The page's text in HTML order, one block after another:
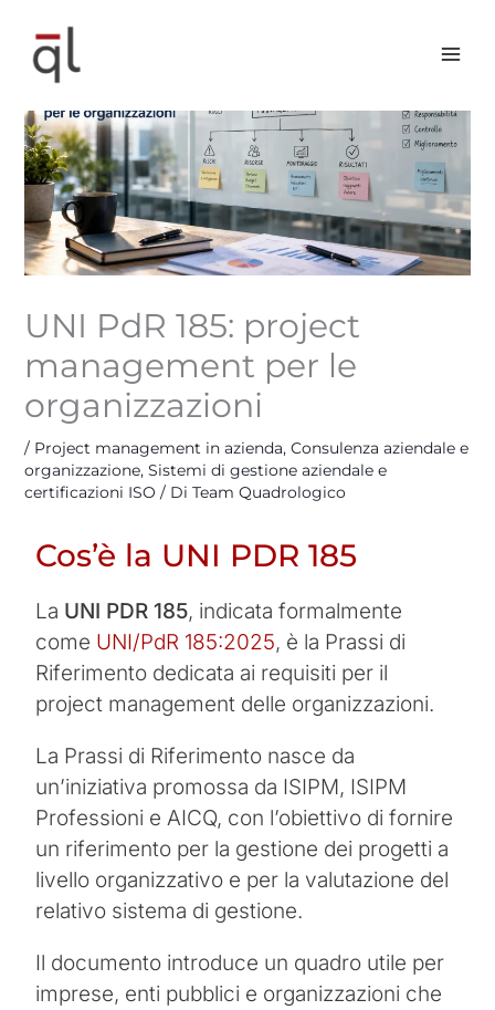
contenuto
UNI PdR 185: project
management per le
organizzazioni
/ Project management in azienda, Consulenza aziendale e
organizzazione, Sistemi di gestione aziendale e
certificazioni ISO / Di Team Quadrologico
Cos’è la UNI PDR 185
La UNI PDR 185, indicata formalmente
come UNI/PdR 185:2025, è la Prassi di
Riferimento dedicata ai requisiti per il
project management delle organizzazioni.
La Prassi di Riferimento nasce da
un’iniziativa promossa da ISIPM, ISIPM
Professioni e AICQ, con l’obiettivo di fornire
un riferimento per la gestione dei progetti a
livello organizzativo e per la valutazione del
relativo sistema di gestione.
Il documento introduce un quadro utile per
imprese, enti pubblici e organizzazioni che